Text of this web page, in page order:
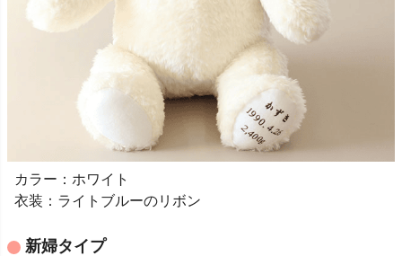
カラー：ホワイト
衣装：ライトブルーのリボン
新婦タイプ